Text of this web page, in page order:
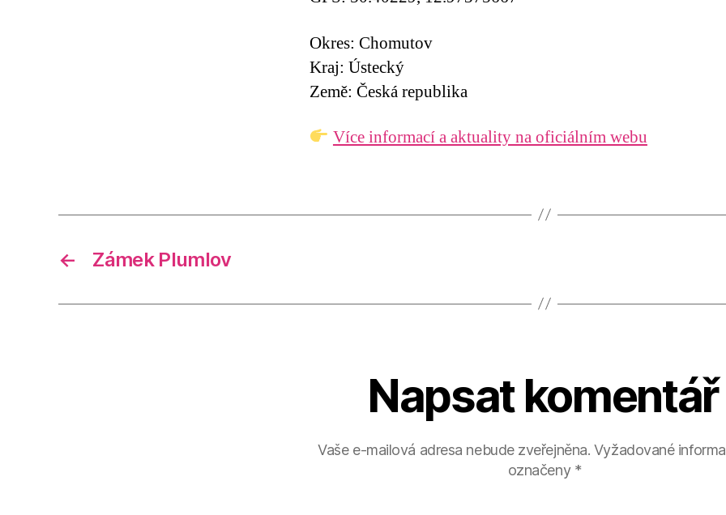
Okres: Chomutov
Kraj: Ústecký
Země: Česká republika
Více informací a aktuality na oficiálním webu
← Zámek Plumlov
Napsat komentář
Vaše e-mailová adresa nebude zveřejněna. Vyžadované
označeny *